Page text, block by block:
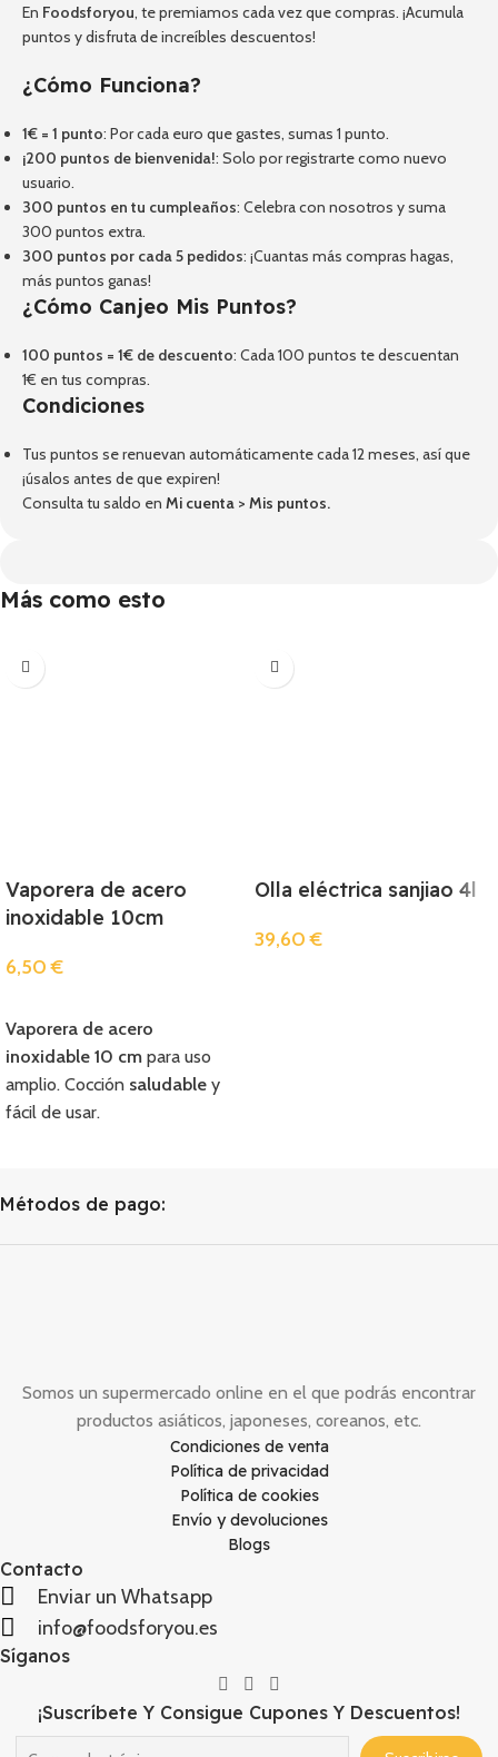
En Foodsforyou, te premiamos cada vez que compras. ¡Acumula
puntos y disfruta de increíbles descuentos!
¿Cómo Funciona?
1€ = 1 punto: Por cada euro que gastes, sumas 1 punto.
¡200 puntos de bienvenida!: Solo por registrarte como nuevo
usuario.
300 puntos en tu cumpleaños: Celebra con nosotros y suma
300 puntos extra.
300 puntos por cada 5 pedidos: ¡Cuantas más compras hagas,
más puntos ganas!
¿Cómo Canjeo Mis Puntos?
100 puntos = 1€ de descuento: Cada 100 puntos te descuentan
1€ en tus compras.
Condiciones
Tus puntos se renuevan automáticamente cada 12 meses, así que
¡úsalos antes de que expiren!
Consulta tu saldo en Mi cuenta > Mis puntos.
Más como esto
Vaporera de acero
inoxidable 10cm
6,50€
Vaporera de acero
inoxidable 10 cm para uso
amplio. Cocción saludable y
fácil de usar.
Olla eléctrica sanjiao 4l
39,60€
Métodos de pago:
Somos un supermercado online en el que podrás encontrar
productos asiáticos, japoneses, coreanos, etc.
Condiciones de venta
Política de privacidad
Política de cookies
Envío y devoluciones
Blogs
Contacto
Enviar un Whatsapp
info@foodsforyou.es
Síganos
¡Suscríbete Y Consigue Cupones Y Descuentos!